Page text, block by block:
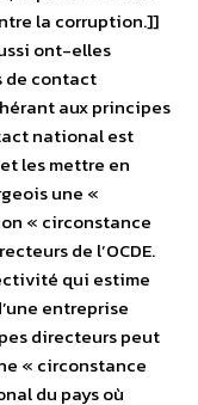
la corruption.]]
ont-elles
de contact
aux principes
national est
les mettre en
une «
« circonstance
de l’OCDE.
qui estime
entreprise
directeurs peut
« circonstance
du pays où